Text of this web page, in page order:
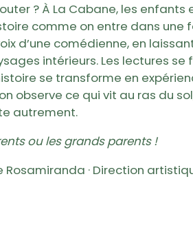
? À La Cabane, les enfants
comme on entre dans une
d’une comédienne, en
intérieurs. Les lectures se
se transforme en
observe ce qui vit au ras du
autrement.
ou les grands parents !
· Direction